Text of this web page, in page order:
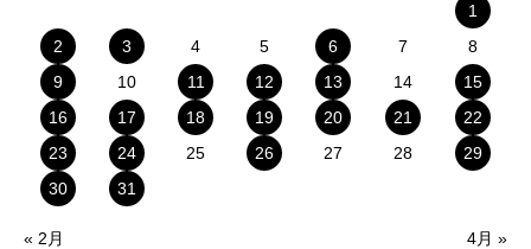
1
2
3 4 5 6 7
8
9
10 11 12 13 14
15
16
17 18 19 20 21
22
23
24 25 26 27 28
29
30
31
« 2月 4月 »